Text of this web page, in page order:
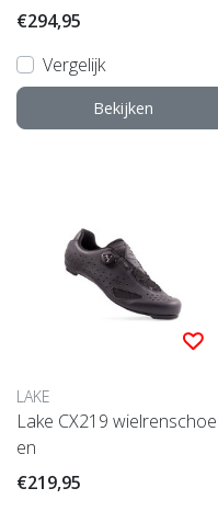
€294,95
Vergelijk
Bekijken
LAKE
Lake CX219
en
€219,95